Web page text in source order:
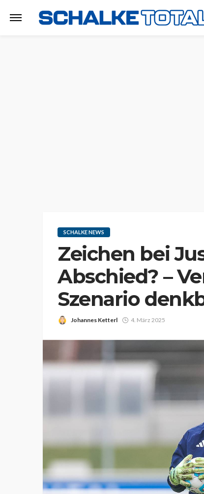
SCHALKE NEWS
Zeichen bei
Abschied? –
Szenario
Johannes Ketterl 4. März 2025